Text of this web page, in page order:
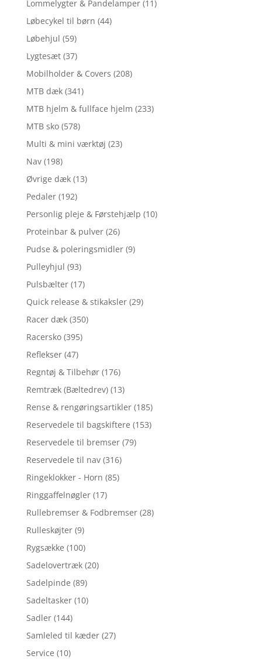
Lommelygter & Pandelamper (11)
Løbecykel til børn (44)
Løbehjul (59)
Lygtesæt (37)
Mobilholder & Covers (208)
MTB dæk (341)
MTB hjelm & fullface hjelm (233)
MTB sko (578)
Multi & mini værktøj (23)
Nav (198)
Øvrige dæk (13)
Pedaler (192)
Personlig pleje & Førstehjælp (10)
Proteinbar & pulver (26)
Pudse & poleringsmidler (9)
Pulleyhjul (93)
Pulsbælter (17)
Quick release & stikaksler (29)
Racer dæk (350)
Racersko (395)
Reflekser (47)
Regntøj & Tilbehør (176)
Remtræk (Bæltedrev) (13)
Rense & rengøringsartikler (185)
Reservedele til bagskiftere (153)
Reservedele til bremser (79)
Reservedele til nav (316)
Ringeklokker - Horn (85)
Ringgaffelnøgler (17)
Rullebremser & Fodbremser (28)
Rulleskøjter (9)
Rygsække (100)
Sadelovertræk (20)
Sadelpinde (89)
Sadeltasker (10)
Sadler (144)
Samleled til kæder (27)
Service (10)